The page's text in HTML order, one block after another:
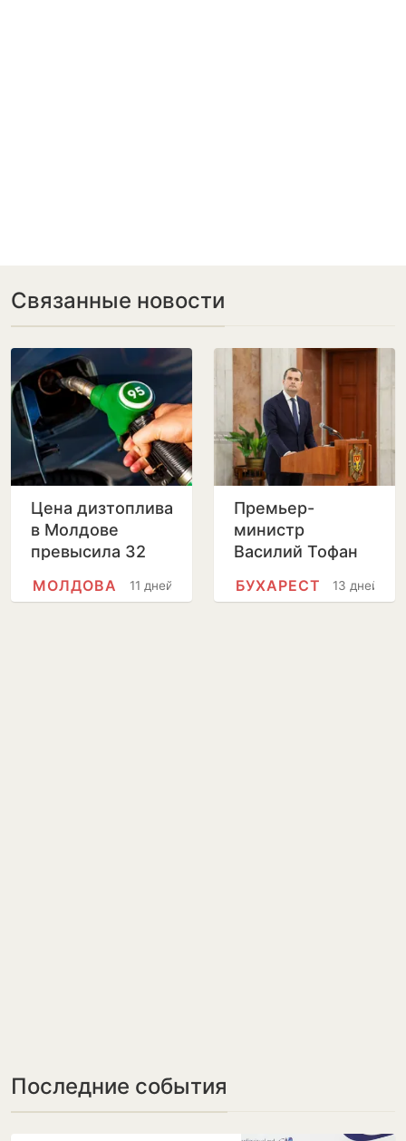
Связанные новости
Цена дизтоплива
в Молдове
превысила 32
11 дней
МОЛДОВА
Премьер-
министр
Василий Тофан
официальный13 дней
БУХАРЕСТ
Последние события